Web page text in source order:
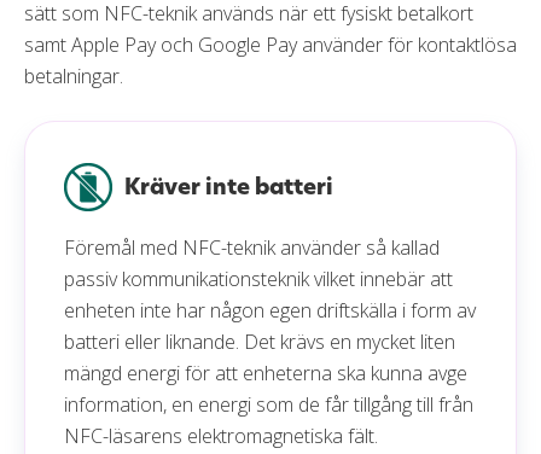
sätt som NFC-teknik används när ett fysiskt betalkort
samt Apple Pay och Google Pay använder för kontaktlösa
betalningar.
Kräver inte batteri
Föremål med NFC-teknik använder så kallad
passiv kommunikationsteknik vilket innebär att
enheten inte har någon egen driftskälla i form av
batteri eller liknande. Det krävs en mycket liten
mängd energi för att enheterna ska kunna avge
information, en energi som de får tillgång till från
NFC-läsarens elektromagnetiska fält.